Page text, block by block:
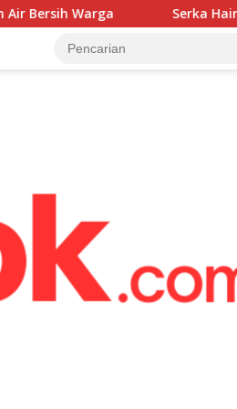
Serka Hairuddin dampingi